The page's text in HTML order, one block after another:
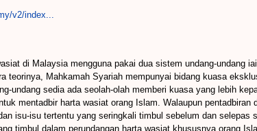
v2/index...
di Malaysia mengguna pakai dua sistem undang-undang
teorinya, Mahkamah Syariah mempunyai bidang kuasa
undang sedia ada seolah-olah memberi kuasa yang lebih
mentadbir harta wasiat orang Islam. Walaupun
isu-isu tertentu yang seringkali timbul sebelum dan
timbul dalam perundangan harta wasiat khususnya orang